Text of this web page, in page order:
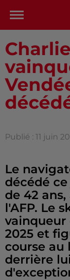
Publié : 11 juin
Le
décédé
de 42
l'AFP. Le
vainqueur
2025 et
course au
derrière